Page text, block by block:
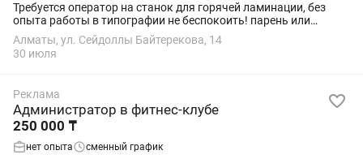
Требуется оператор на станок для горячей ламинации, без
опыта работы в типографии не беспокоить! парень или
мужчина! Девушек не берём! Студентов просьба не
беспокоить. График полный день, пятидневка...
Алматы, ул. Сейдоллы Байтерекова, 14
30 июля
Реклама
Администратор в фитнес-клубе
250 000 ₸
нет опыта сменный график